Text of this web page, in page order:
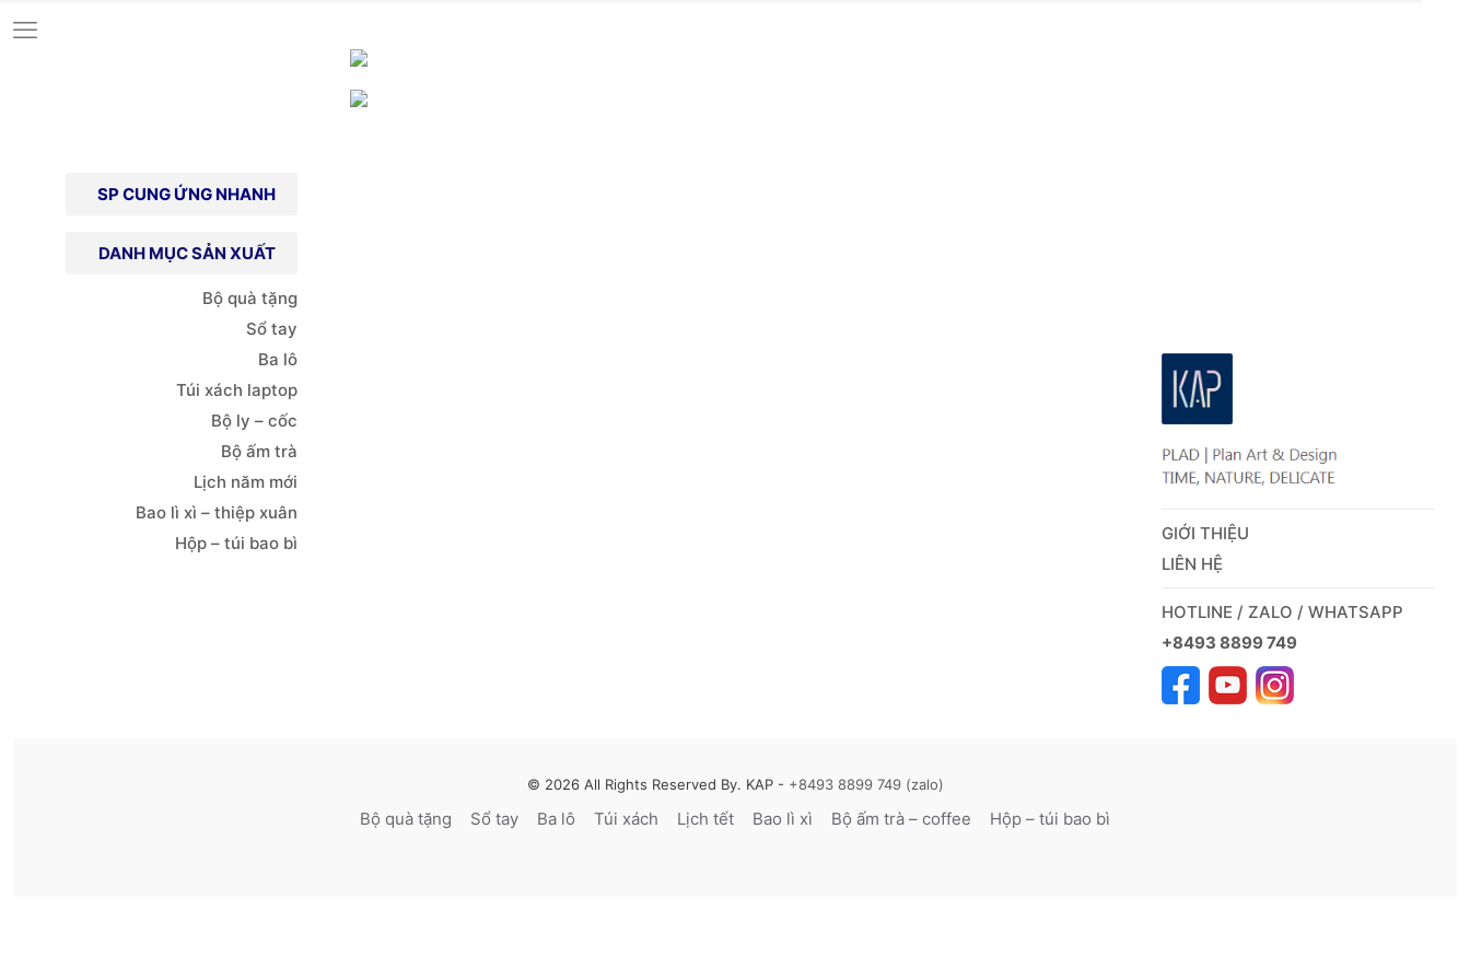
SP CUNG ỨNG NHANH
DANH MỤC SẢN XUẤT
Bộ quà tặng
Sổ tay
Ba lô
Túi xách laptop
Bộ ly – cốc
Bộ ấm trà
Lịch năm mới
Bao lì xì – thiệp xuân
Hộp – túi bao bì
GIỚI THIỆU
LIÊN HỆ
HOTLINE / ZALO / WHATSAPP
+8493 8899 749
© 2026 All Rights Reserved By. KAP - +8493 8899 749 (zalo)
Bộ quà tặng Sổ tay Ba lô Túi xách Lịch tết Bao lì xì Bộ ấm trà – coffee Hộp – túi bao bì